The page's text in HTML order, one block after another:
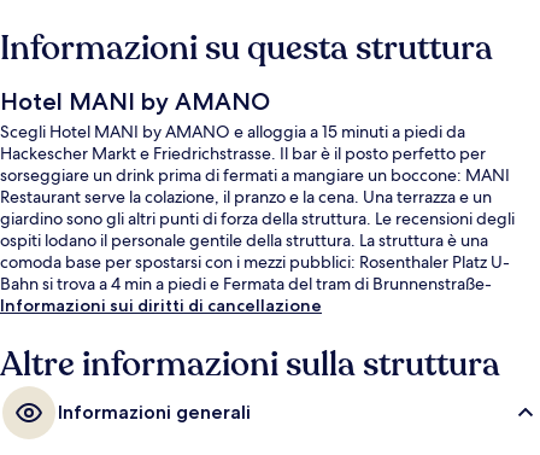
Informazioni su questa struttura
Hotel MANI by AMANO
Scegli Hotel MANI by AMANO e alloggia a 15 minuti a piedi da
Hackescher Markt e Friedrichstrasse. Il bar è il posto perfetto per
sorseggiare un drink prima di fermati a mangiare un boccone: MANI
Restaurant serve la colazione, il pranzo e la cena. Una terrazza e un
giardino sono gli altri punti di forza della struttura. Le recensioni degli
ospiti lodano il personale gentile della struttura. La struttura è una
comoda base per spostarsi con i mezzi pubblici: Rosenthaler Platz U-
Bahn si trova a 4 min a piedi e Fermata del tram di Brunnenstraße-
Invalidenstraße a 6.
Informazioni sui diritti di cancellazione
Altre informazioni sulla struttura
Informazioni generali